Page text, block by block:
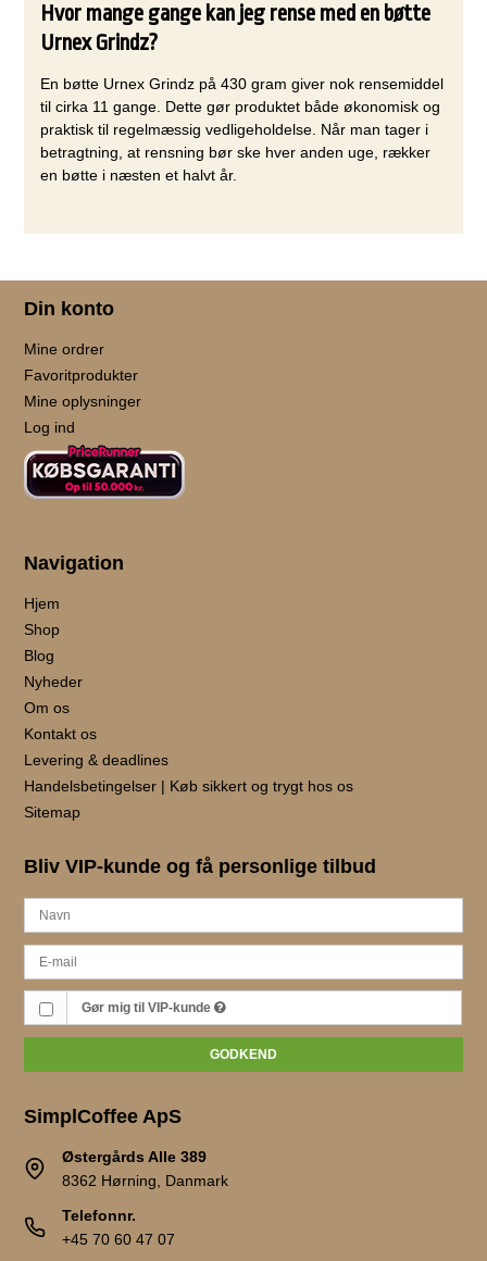
Hvor mange gange kan jeg rense med en bøtte
Urnex Grindz?
En bøtte Urnex Grindz på 430 gram giver nok rensemiddel
til cirka 11 gange. Dette gør produktet både økonomisk og
praktisk til regelmæssig vedligeholdelse. Når man tager i
betragtning, at rensning bør ske hver anden uge, rækker
en bøtte i næsten et halvt år.
Din konto
Mine ordrer
Favoritprodukter
Mine oplysninger
Log ind
Navigation
Hjem
Shop
Blog
Nyheder
Om os
Kontakt os
Levering & deadlines
Handelsbetingelser | Køb sikkert og trygt hos os
Sitemap
Bliv VIP-kunde og få personlige tilbud
Gør mig til VIP-kunde
GODKEND
SimplCoffee ApS
Østergårds Alle 389
8362 Hørning, Danmark
Telefonnr.
+45 70 60 47 07